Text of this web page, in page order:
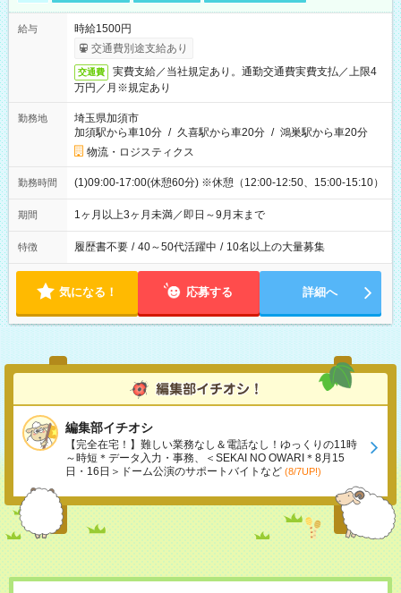
給与
時給1500円
交通費別途支給あり
交通費
実費支給／当社規定あり。通勤交通費実費支払／上限4
万円／月※規定あり
勤務地
埼玉県加須市
加須駅から車10分 / 久喜駅から車20分 / 鴻巣駅から車20分
物流・ロジスティクス
勤務時間 (1)09:00-17:00(休憩60分) ※休憩（12:00-12:50、15:00-15:10）
期間 1ヶ月以上3ヶ月未満／即日～9月末まで
特徴 履歴書不要 / 40～50代活躍中 / 10名以上の大量募集
気になる！ 応募する 詳細へ
編集部イチオシ
【完全在宅！】難しい業務なし＆電話なし！ゆっくりの11時
～時短＊データ入力・事務、＜SEKAI NO OWARI＊8月15
日・16日＞ドーム公演のサポートバイトなど (8/7UP!)